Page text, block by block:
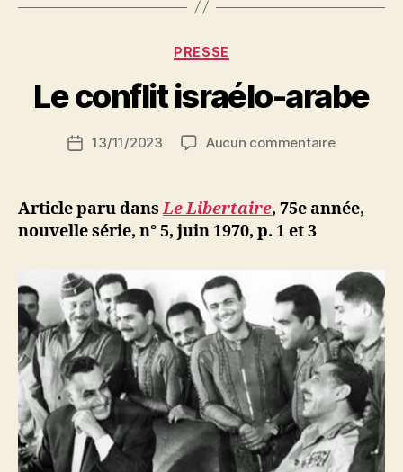
Catégories
PRESSE
Le conflit israélo-arabe
r
S
N
ji
b
Date13/11/2023 Aucun commentairesur
israélo-
arabe
Article paru dansLe Libertaire, 75e année,
nouvelle série, n° 5, juin 1970, p. 1 et 3